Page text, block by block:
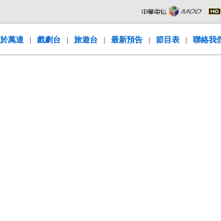
萬達 | 戲劇台 | 旅遊台 | 最新預告 | 節目表 | 聯絡我